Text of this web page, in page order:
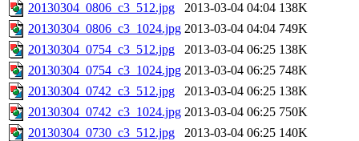
20130304_0806_c3_512.jpg
2013-03-04 04:04 138K
20130304_0806_c3_1024.jpg 2013-03-04 04:04 749K
20130304_0754_c3_512.jpg
2013-03-04 06:25 138K
20130304_0754_c3_1024.jpg 2013-03-04 06:25 748K
20130304_0742_c3_512.jpg
2013-03-04 06:25 138K
20130304_0742_c3_1024.jpg 2013-03-04 06:25 750K
20130304_0730_c3_512.jpg
2013-03-04 06:25 140K